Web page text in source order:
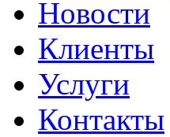
Новости
Клиенты
Услуги
Контакты